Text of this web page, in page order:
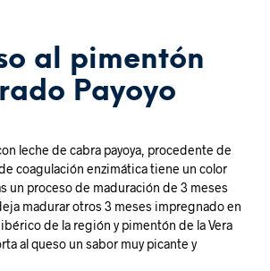
al pimentón
Payoyo
leche de cabra payoya, procedente de
coagulación enzimática tiene un color
un proceso de maduración de 3 meses
madurar otros 3 meses impregnado en
de la región y pimentón de la Vera
al queso un sabor muy picante y